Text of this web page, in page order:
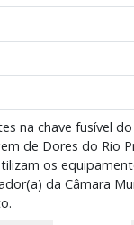
na chave fusível
de Dores do Rio
os
da Câmara